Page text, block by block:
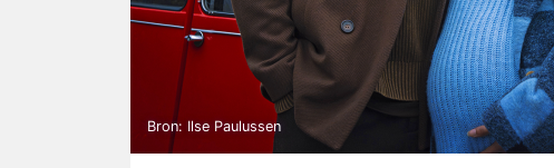
Bron: Ilse Paulussen